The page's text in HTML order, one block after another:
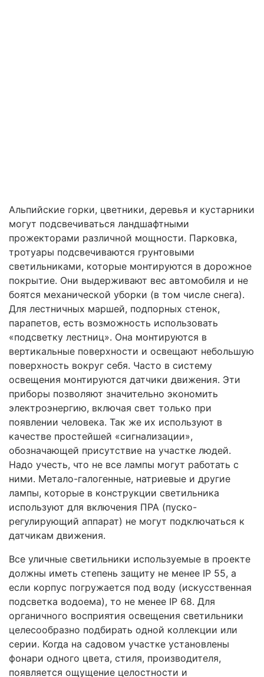
Альпийские горки, цветники, деревья и кустарники
могут подсвечиваться ландшафтными
прожекторами различной мощности. Парковка,
тротуары подсвечиваются грунтовыми
светильниками, которые монтируются в дорожное
покрытие. Они выдерживают вес автомобиля и не
боятся механической уборки (в том числе снега).
Для лестничных маршей, подпорных стенок,
парапетов, есть возможность использовать
«подсветку лестниц». Она монтируются в
вертикальные поверхности и освещают небольшую
поверхность вокруг себя. Часто в систему
освещения монтируются датчики движения. Эти
приборы позволяют значительно экономить
электроэнергию, включая свет только при
появлении человека. Так же их используют в
качестве простейшей «сигнализации»,
обозначающей присутствие на участке людей.
Надо учесть, что не все лампы могут работать с
ними. Метало-галогенные, натриевые и другие
лампы, которые в конструкции светильника
используют для включения ПРА (пуско-
регулирующий аппарат) не могут подключаться к
датчикам движения.
Все уличные светильники используемые в проекте
должны иметь степень защиту не менее IP 55, а
если корпус погружается под воду (искусственная
подсветка водоема), то не менее IP 68. Для
органичного восприятия освещения светильники
целесообразно подбирать одной коллекции или
серии. Когда на садовом участке установлены
фонари одного цвета, стиля, производителя,
появляется ощущение целостности и